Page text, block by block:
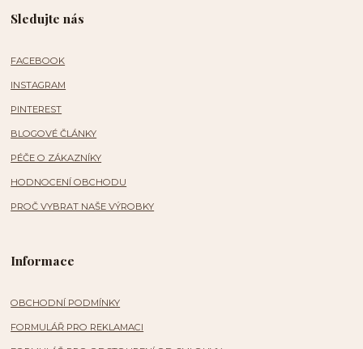
Sledujte nás
FACEBOOK
INSTAGRAM
PINTEREST
BLOGOVÉ ČLÁNKY
PÉČE O ZÁKAZNÍKY
HODNOCENÍ OBCHODU
PROČ VYBRAT NAŠE VÝROBKY
Informace
OBCHODNÍ PODMÍNKY
FORMULÁŘ PRO REKLAMACI